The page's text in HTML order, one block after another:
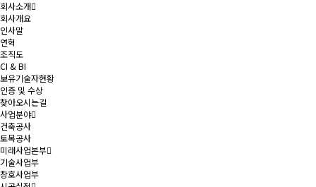
회사소개
회사개요
인사말
연혁
조직도
CI & BI
보유기술자현황
인증 및 수상
찾아오시는길
사업분야
건축공사
토목공사
미래사업본부
기술사업부
창호사업부